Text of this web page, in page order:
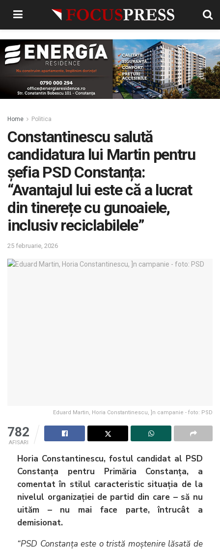
Home Politica
Constantinescu salută
candidatura lui Martin pentru
șefia PSD Constanța:
“Avantajul lui este că a lucrat
din tinerețe cu gunoaiele,
inclusiv reciclabilele”
25 februarie, 2026
Eduard Martin, Horia Constantinescu, ]n campanie - foto: PSD
782
AFISARI
Horia Constantinescu, fostul candidat al PSD
Constanța pentru Primăria Constanța, a
comentat în stilul caracteristic situația de la
nivelul organizației de partid din care – să nu
uităm – nu mai face parte, întrucât a
demisionat.
“PSD Constanța este o tristă moștenire lăsată de